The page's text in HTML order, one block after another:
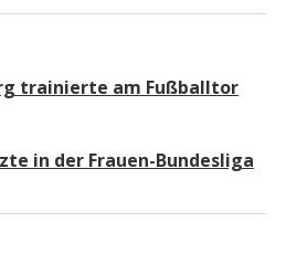
trainierte am Fußballtor
in der Frauen-Bundesliga